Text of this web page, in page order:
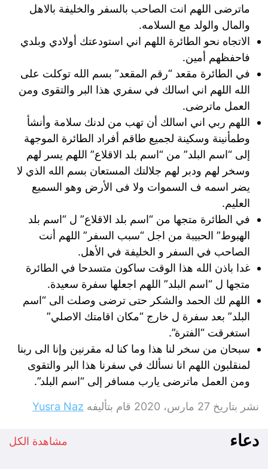
ماترضى اللهم انت الصاحب بالسفر والخليفة بالاهل
والمال والولد مع السلامه.
الاتجاه نحو الطائرة اللهم اني استودعتك أولادي وبلدي
فاحفظهم أمين.
في الطائرة مقعد “رقم المقعد” بسم الله توكلت على
الله اللهم اني اسالك في سفري هذا البر والتقوى ومن
العمل ماترضى.
اللهم ربي اني اسالك أن تهب من لدنك سلامة وأنشأ
وطمأنينة وسكينة لجميع طاقم أفراد الطائرة الموجهة
إلى “اسم البلد” من “اسم بلد الاقلاع” اللهم يسر لهم
وسخر لهم ودبر لهم جلالتك المستعان بسم الله الذي لا
يضر اسمه ف السموات ولا فى الأرض وهو السميع
العليم.
في الطائرة متجها من “اسم بلد الاقلاع” ل “اسم بلد
الهبوط” الحبيبة من اجل “سبب السفر” اللهم أنت
الصاحب في السفر و الخليفة في الأهل.
غدا باذن الله هذا الوقت ساكون متسدحا في الطائرة
متجها ل “اسم البلد” اللهم اجعلها سفرة سعيدة.
اللهم لك الحمد والشكر حتى ترضى وصلت الى “اسم
البلد” بعد سفرة ل خارج “مكان اقامتك الاصلي”
استغرقت “الفترة”.
سبحان من سخر لنا هذا وما كنا له مقرنين وإنا الى ربنا
لمنقلبون اللهم انا نسألك في سفرنا هذا البر والتقوى
ومن العمل ماترضى يارب مسافر إلى “اسم البلد”.
نشر بتاريخ 27 مارس، 2020 قام بتأليفه Yusra Naz
دعاء مشاهدة الكل